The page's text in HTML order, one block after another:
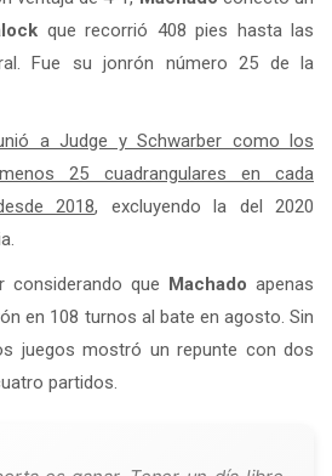
que recorrió 408 pies hasta las
Fue su jonrón número 25 de la
a Judge y Schwarber como los
25 cuadrangulares en cada
2018, excluyendo la del 2020
que Machado apenas
en 108 turnos al bate en agosto. Sin
juegos mostró un repunte con dos
partidos.